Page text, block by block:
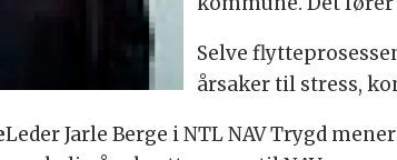
Selve
årsaker til stress,
Leder Jarle Berge i NTL NAV Trygd